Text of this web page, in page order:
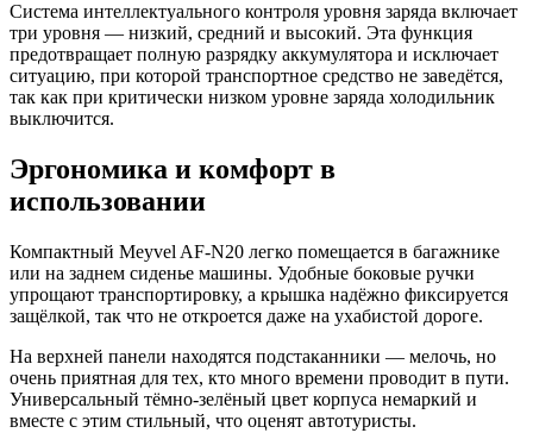
Система интеллектуального контроля уровня заряда включает
три уровня — низкий, средний и высокий. Эта функция
предотвращает полную разрядку аккумулятора и исключает
ситуацию, при которой транспортное средство не заведётся,
так как при критически низком уровне заряда холодильник
выключится.
Эргономика и комфорт в
использовании
Компактный Meyvel AF-N20 легко помещается в багажнике
или на заднем сиденье машины. Удобные боковые ручки
упрощают транспортировку, а крышка надёжно фиксируется
защёлкой, так что не откроется даже на ухабистой дороге.
На верхней панели находятся подстаканники — мелочь, но
очень приятная для тех, кто много времени проводит в пути.
Универсальный тёмно-зелёный цвет корпуса немаркий и
вместе с этим стильный, что оценят автотуристы.